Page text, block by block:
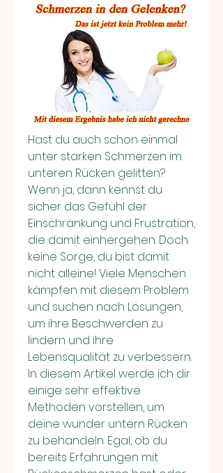
Hast du auch schon einmal
unter starken Schmerzen im
unteren Rücken gelitten?
Wenn ja, dann kennst du
sicher das Gefühl der
Einschränkung und Frustration,
die damit einhergehen. Doch
keine Sorge, du bist damit
nicht alleine! Viele Menschen
kämpfen mit diesem Problem
und suchen nach Lösungen,
um ihre Beschwerden zu
lindern und ihre
Lebensqualität zu verbessern.
In diesem Artikel werde ich dir
einige sehr effektive
Methoden vorstellen, um
deine wunder untern Rücken
zu behandeln. Egal, ob du
bereits Erfahrungen mit